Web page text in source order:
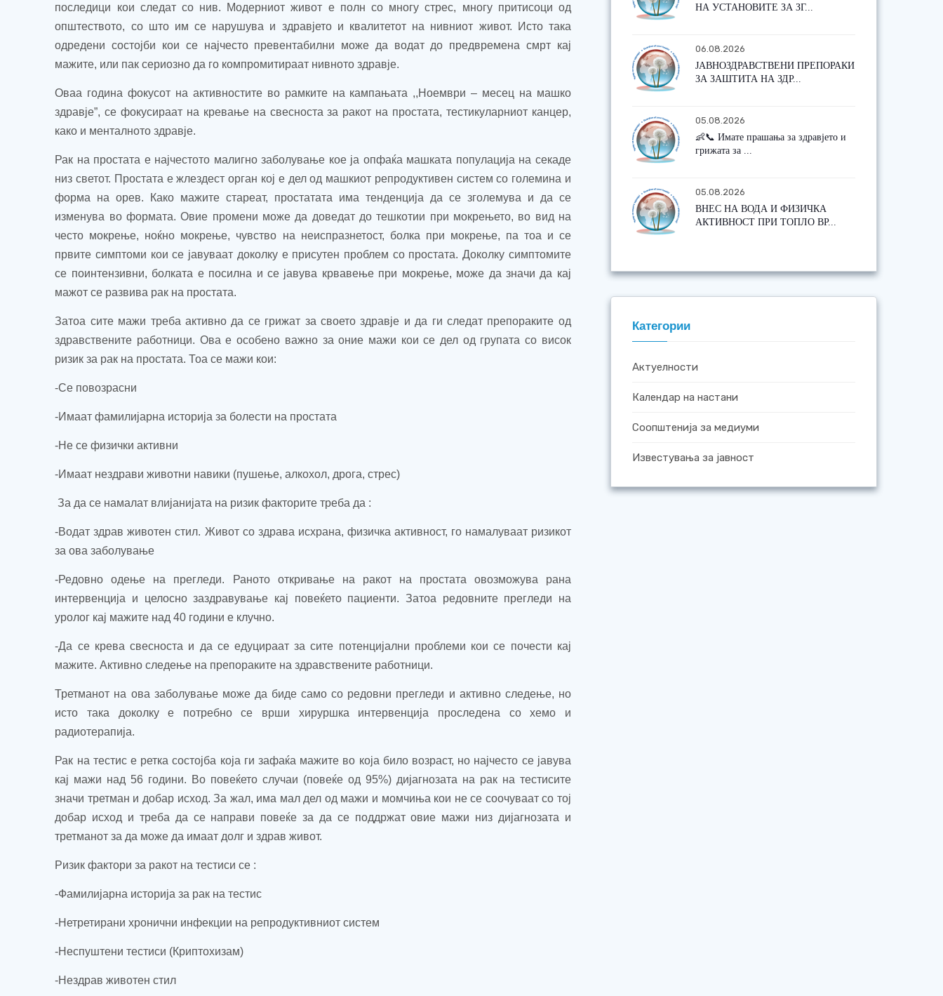
последици кои следат со нив. Модерниот живот е полн со многу стрес, многу притисоци од
општеството, со што им се нарушува и здравјето и квалитетот на нивниот живот. Исто така
одредени состојби кои се најчесто превентабилни може да водат до предвремена смрт кај
мажите, или пак сериозно да го компромитираат нивното здравје.
Оваа година фокусот на активностите во рамките на кампањата ,,Ноември – месец на машко
здравје”, се фокусираат на кревање на свесноста за ракот на простата, тестикуларниот канцер,
како и менталното здравје.
Рак на простата е најчестото малигно заболување кое ја опфаќа машката популација на секаде
низ светот. Простата е жлездест орган кој е дел од машкиот репродуктивен систем со големина и
форма на орев. Како мажите стареат, простатата има тенденција да се зголемува и да се
изменува во формата. Овие промени може да доведат до тешкотии при мокрењето, во вид на
често мокрење, ноќно мокрење, чувство на неиспразнетост, болка при мокрење, па тоа и се
првите симптоми кои се јавуваат доколку е присутен проблем со простата. Доколку симптомите
се поинтензивни, болката е посилна и се јавува крвавење при мокрење, може да значи да кај
мажот се развива рак на простата.
Затоа сите мажи треба активно да се грижат за своето здравје и да ги следат препораките од
здравствените работници. Ова е особено важно за оние мажи кои се дел од групата со висок
ризик за рак на простата. Тоа се мажи кои:
-Се повозрасни
-Имаат фамилијарна историја за болести на простата
-Не се физички активни
-Имаат нездрави животни навики (пушење, алкохол, дрога, стрес)
За да се намалат влијанијата на ризик факторите треба да :
-Водат здрав животен стил. Живот со здрава исхрана, физичка активност, го намалуваат ризикот
за ова заболување
-Редовно одење на прегледи. Раното откривање на ракот на простата овозможува рана
интервенција и целосно заздравување кај повеќето пациенти. Затоа редовните прегледи на
уролог кај мажите над 40 години е клучно.
-Да се крева свесноста и да се едуцираат за сите потенцијални проблеми кои се почести кај
мажите. Активно следење на препораките на здравствените работници.
Третманот на ова заболување може да биде само со редовни прегледи и активно следење, но
исто така доколку е потребно се врши хируршка интервенција проследена со хемо и
радиотерапија.
Рак на тестис е ретка состојба која ги зафаќа мажите во која било возраст, но најчесто се јавува
кај мажи над 56 години. Во повеќето случаи (повеќе од 95%) дијагнозата на рак на тестисите
значи третман и добар исход. За жал, има мал дел од мажи и момчиња кои не се соочуваат со тој
добар исход и треба да се направи повеќе за да се поддржат овие мажи низ дијагнозата и
третманот за да може да имаат долг и здрав живот.
Ризик фактори за ракот на тестиси се :
-Фамилијарна историја за рак на тестис
-Нетретирани хронични инфекции на репродуктивниот систем
-Неспуштени тестиси (Криптохизaм)
-Нездрав животен стил
НА УСТАНОВИТЕ ЗА ЗГ...
06.08.2026
ЈАВНОЗДРАВСТВЕНИ ПРЕПОРАКИ
ЗА ЗАШТИТА НА ЗДР...
05.08.2026
👶📞 Имате прашања за здравјето и
грижата за ...
05.08.2026
ВНЕС НА ВОДА И ФИЗИЧКА
АКТИВНОСТ ПРИ ТОПЛО ВР...
Категории
Актуелности
Календар на настани
Соопштенија за медиуми
Известувања за јавност